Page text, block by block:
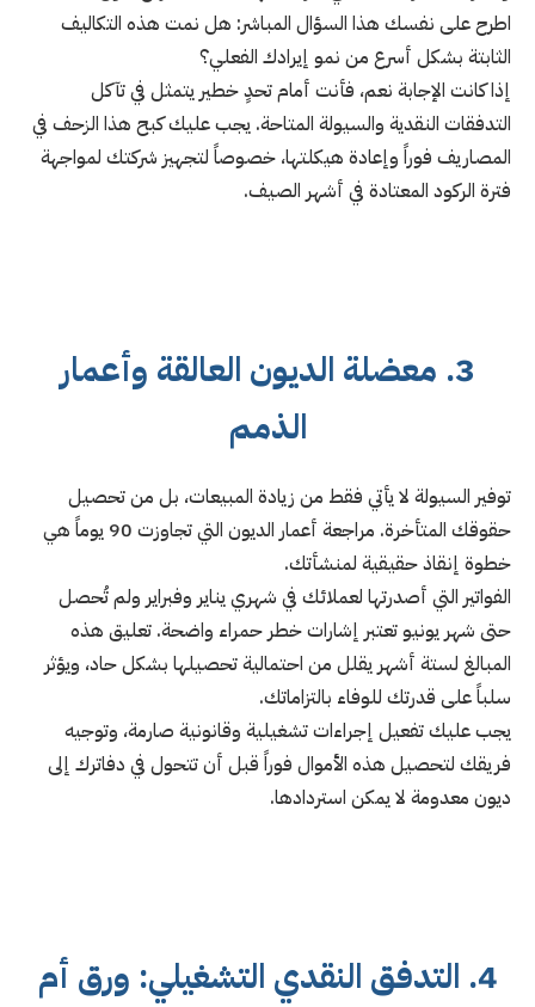
اطرح على نفسك هذا السؤال المباشر: هل نمت هذه التكاليف
الثابتة بشكل أسرع من نمو إيرادك الفعلي؟
إذا كانت الإجابة نعم، فأنت أمام تحدٍ خطير يتمثل في تآكل
التدفقات النقدية والسيولة المتاحة. يجب عليك كبح هذا الزحف في
المصاريف فوراً وإعادة هيكلتها، خصوصاً لتجهيز شركتك لمواجهة
فترة الركود المعتادة في أشهر الصيف.
3. معضلة الديون العالقة وأعمار
الذمم
توفير السيولة لا يأتي فقط من زيادة المبيعات، بل من تحصيل
حقوقك المتأخرة. مراجعة أعمار الديون التي تجاوزت 90 يوماً هي
خطوة إنقاذ حقيقية لمنشأتك.
الفواتير التي أصدرتها لعملائك في شهري يناير وفبراير ولم تُحصل
حتى شهر يونيو تعتبر إشارات خطر حمراء واضحة. تعليق هذه
المبالغ لستة أشهر يقلل من احتمالية تحصيلها بشكل حاد، ويؤثر
سلباً على قدرتك للوفاء بالتزاماتك.
يجب عليك تفعيل إجراءات تشغيلية وقانونية صارمة، وتوجيه
فريقك لتحصيل هذه الأموال فوراً قبل أن تتحول في دفاترك إلى
ديون معدومة لا يمكن استردادها.
4. التدفق النقدي التشغيلي: ورق أم